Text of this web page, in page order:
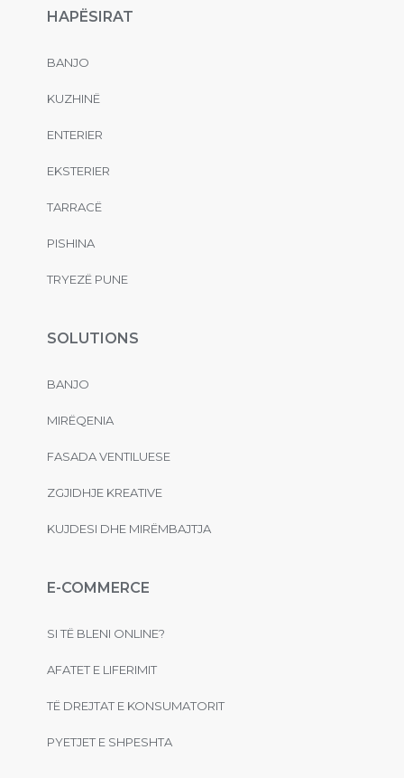
HAPËSIRAT
BANJO
KUZHINË
ENTERIER
EKSTERIER
TARRACË
PISHINA
TRYEZË PUNE
SOLUTIONS
BANJO
MIRËQENIA
FASADA VENTILUESE
ZGJIDHJE KREATIVE
KUJDESI DHE MIRËMBAJTJA
E-COMMERCE
SI TË BLENI ONLINE?
AFATET E LIFERIMIT
TË DREJTAT E KONSUMATORIT
PYETJET E SHPESHTA